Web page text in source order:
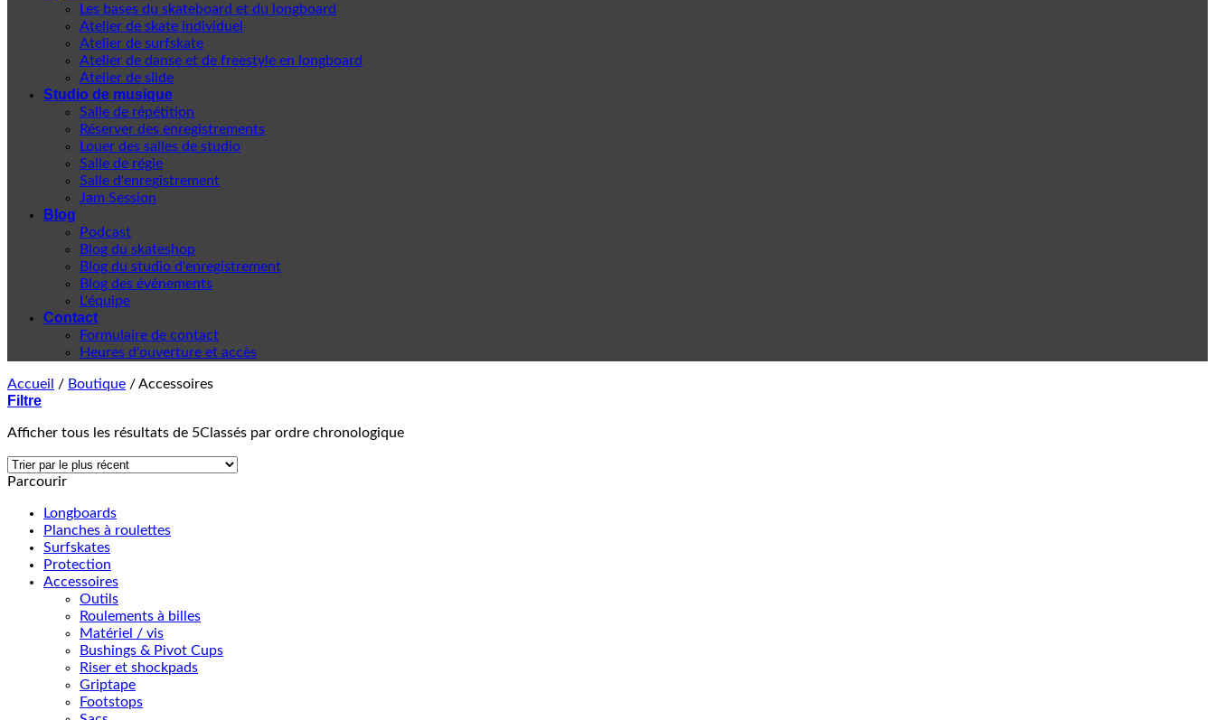
Les bases du skateboard et du longboard
Atelier de skate individuel
Atelier de surfskate
Atelier de danse et de freestyle en longboard
Atelier de slide
Studio de musique
Salle de répétition
Réserver des enregistrements
Louer des salles de studio
Salle de régie
Salle d'enregistrement
Jam Session
Blog
Podcast
Blog du skateshop
Blog du studio d'enregistrement
Blog des événements
L'équipe
Contact
Formulaire de contact
Heures d'ouverture et accès
Accueil / Boutique /Accessoires
Filtre
Afficher tous les résultats de 5Classés par ordre chronologique
Parcourir
Longboards
Planches à roulettes
Surfskates
Protection
Accessoires
Outils
Roulements à billes
Matériel / vis
Bushings & Pivot Cups
Riser et shockpads
Griptape
Footstops